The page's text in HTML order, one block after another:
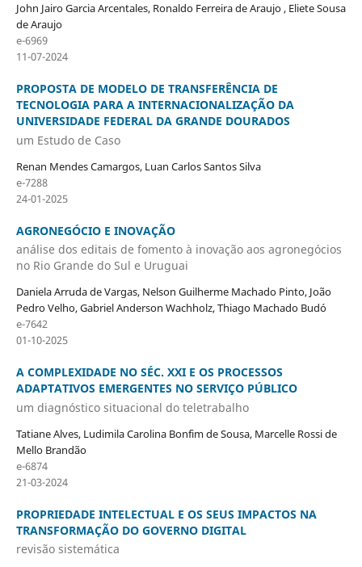
John Jairo Garcia Arcentales, Ronaldo Ferreira de Araujo , Eliete Sousa
de Araujo
e-6969
11-07-2024
PROPOSTA DE MODELO DE TRANSFERÊNCIA DE
TECNOLOGIA PARA A INTERNACIONALIZAÇÃO DA
UNIVERSIDADE FEDERAL DA GRANDE DOURADOS
um Estudo de Caso
Renan Mendes Camargos, Luan Carlos Santos Silva
e-7288
24-01-2025
AGRONEGÓCIO E INOVAÇÃO
análise dos editais de fomento à inovação aos agronegócios
no Rio Grande do Sul e Uruguai
Daniela Arruda de Vargas, Nelson Guilherme Machado Pinto, João
Pedro Velho, Gabriel Anderson Wachholz, Thiago Machado Budó
e-7642
01-10-2025
A COMPLEXIDADE NO SÉC. XXI E OS PROCESSOS
ADAPTATIVOS EMERGENTES NO SERVIÇO PÚBLICO
um diagnóstico situacional do teletrabalho
Tatiane Alves, Ludimila Carolina Bonfim de Sousa, Marcelle Rossi de
Mello Brandão
e-6874
21-03-2024
PROPRIEDADE INTELECTUAL E OS SEUS IMPACTOS NA
TRANSFORMAÇÃO DO GOVERNO DIGITAL
revisão sistemática